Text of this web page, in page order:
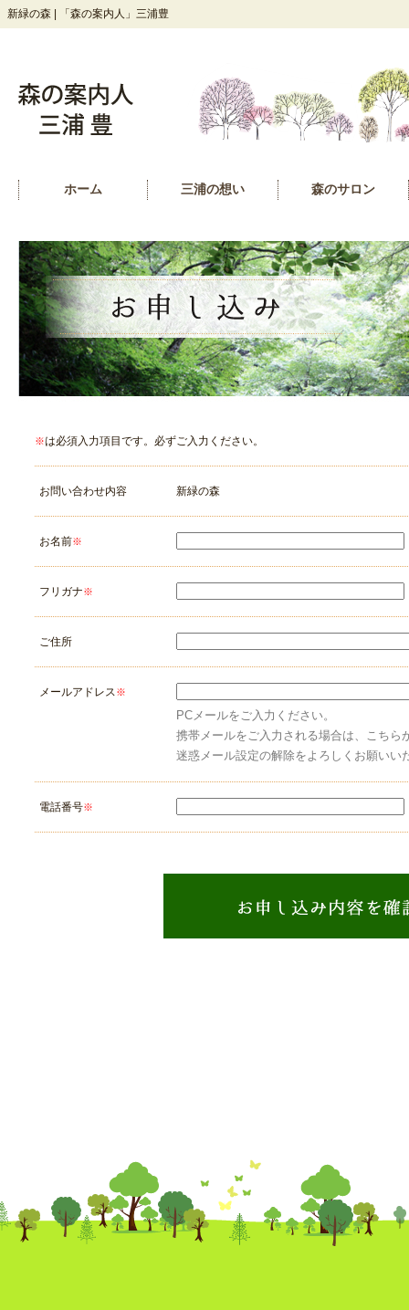
新緑の森 | 「森の案内人」三浦豊
ホーム 三浦の想い 森のサロン
※は必須入力項目です。必ずご入力ください。
お問い合わせ内容 新緑の森
お名前※
フリガナ※
ご住所
メールアドレス ※
PCメールをご入力ください。
携帯メールをご入力される場合は、こち
迷惑メール設定の解除をよろしくお願いい
電話番号※